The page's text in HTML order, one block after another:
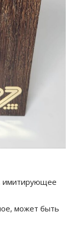
имитирующее
может быть